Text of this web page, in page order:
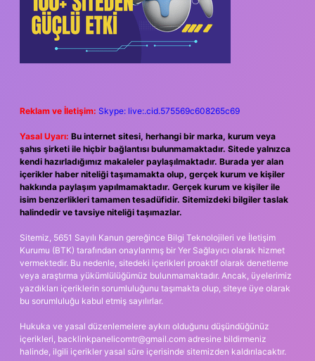
Reklam ve İletişim: Skype: live:.cid.575569c608265c69
Yasal Uyarı: Bu internet sitesi, herhangi bir marka, kurum veya
şahıs şirketi ile hiçbir bağlantısı bulunmamaktadır. Sitede yalnızca
kendi hazırladığımız makaleler paylaşılmaktadır. Burada yer alan
içerikler haber niteliği taşımamakta olup, gerçek kurum ve kişiler
hakkında paylaşım yapılmamaktadır. Gerçek kurum ve kişiler ile
isim benzerlikleri tamamen tesadüfidir. Sitemizdeki bilgiler taslak
halindedir ve tavsiye niteliği taşımazlar.
Sitemiz, 5651 Sayılı Kanun gereğince Bilgi Teknolojileri ve İletişim
Kurumu (BTK) tarafından onaylanmış bir Yer Sağlayıcı olarak hizmet
vermektedir. Bu nedenle, sitedeki içerikleri proaktif olarak denetleme
veya araştırma yükümlülüğümüz bulunmamaktadır. Ancak, üyelerimiz
yazdıkları içeriklerin sorumluluğunu taşımakta olup, siteye üye olarak
bu sorumluluğu kabul etmiş sayılırlar.
Hukuka ve yasal düzenlemelere aykırı olduğunu düşündüğünüz
içerikleri, backlinkpanelicomtr@gmail.com adresine bildirmeniz
halinde, ilgili içerikler yasal süre içerisinde sitemizden kaldırılacaktır.